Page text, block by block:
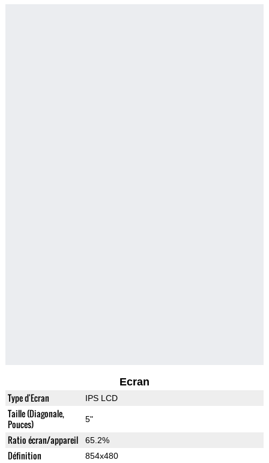
Ecran
Type d'Ecran IPS LCD
Taille (Diagonale,
Pouces)
5"
Ratio écran/appareil 65.2%
Définition 854x480